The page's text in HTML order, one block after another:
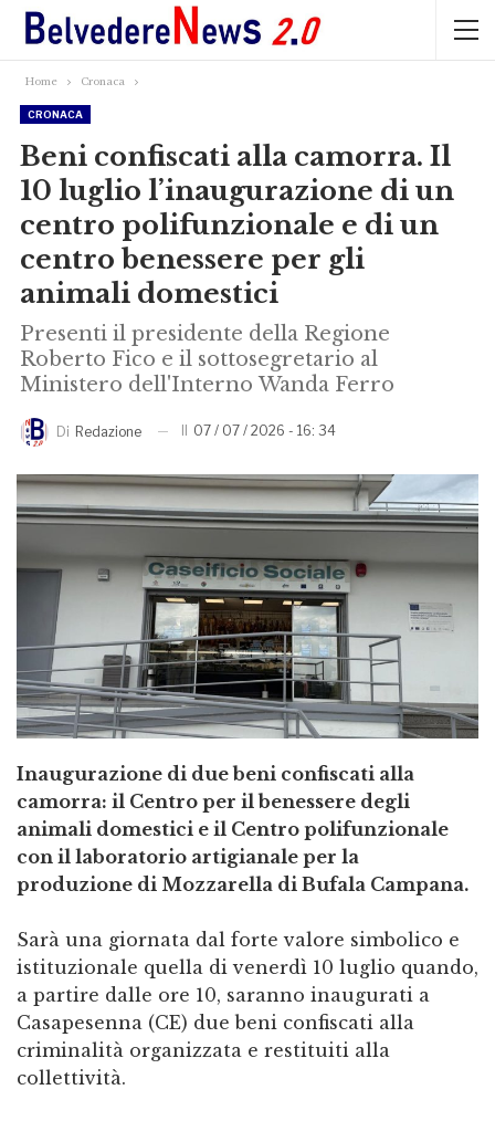
Home Cronaca
CRONACA
Beni confiscati alla camorra. Il
10 luglio l’inaugurazione di un
centro polifunzionale e di un
centro benessere per gli
animali domestici
Presenti il presidente della Regione
Roberto Fico e il sottosegretario al
Ministero dell'Interno Wanda Ferro
Di Redazione 07 / 07 / 2026 - 16: 34
Inaugurazione di due beni confiscati alla
camorra: il Centro per il benessere degli
animali domestici e il Centro polifunzionale
con il laboratorio artigianale per la
produzione di Mozzarella di Bufala Campana.
Sarà una giornata dal forte valore simbolico e
istituzionale quella di venerdì 10 luglio quando,
a partire dalle ore 10, saranno inaugurati a
Casapesenna (CE) due beni confiscati alla
criminalità organizzata e restituiti alla
collettività.